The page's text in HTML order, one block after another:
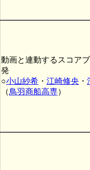
動画と連動するスコア
発
○小山紗希 ・ 江崎修央 ・
（鳥羽商船高専）